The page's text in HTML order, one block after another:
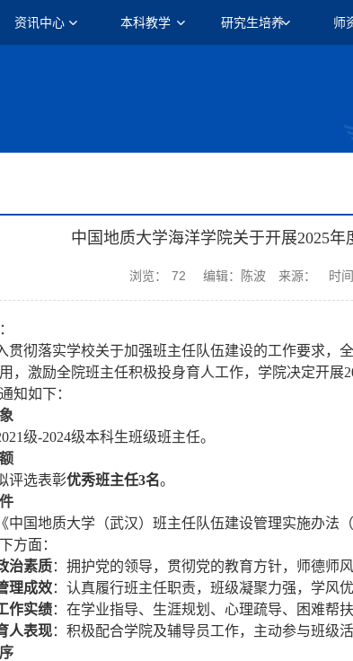
资讯中心 本科教学 研究生培养 师
中国地质大学海洋学院关于开展2025
浏览： 72 编辑：陈波 来源： 时
贯彻落实学校关于加强班主任队伍建设的工作要求，
，激励全院班主任积极投身育人工作，学院决定开
知如下：
级-2024级本科生班级班主任。
评选表彰优秀班主任3名。
中国地质大学（武汉）班主任队伍建设管理实施办法
方面：
治素质：拥护党的领导，贯彻党的教育方针，师德师
理成效：认真履行班主任职责，班级凝聚力强，学风
作实绩：在学业指导、生涯规划、心理疏导、困难帮
人表现：积极配合学院及辅导员工作，主动参与班级